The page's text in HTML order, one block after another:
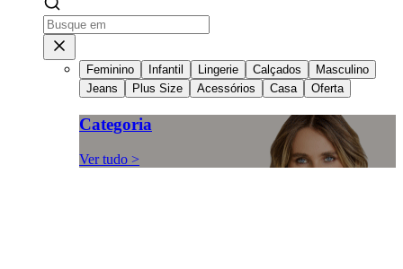
Feminino Infantil Lingerie Calçados
Masculino
Jeans
Plus Size Acessórios Casa Oferta
Categoria
Ver tudo >